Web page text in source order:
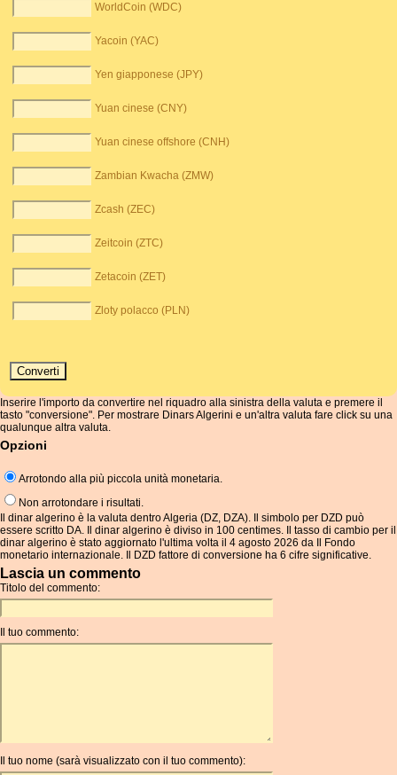
WorldCoin (WDC)
Yacoin (YAC)
Yen giapponese (JPY)
Yuan cinese (CNY)
Yuan cinese offshore (CNH)
Zambian Kwacha (ZMW)
Zcash (ZEC)
Zeitcoin (ZTC)
Zetacoin (ZET)
Zloty polacco (PLN)
Inserire l'importo da convertire nel riquadro alla sinistra della valuta e premere il
tasto "conversione". Per mostrare Dinars Algerini e un'altra valuta fare click su una
qualunque altra valuta.
Opzioni
Arrotondo alla più piccola unità monetaria.
Non arrotondare i risultati.
Il dinar algerino è la valuta dentro Algeria (DZ, DZA). Il simbolo per DZD può
essere scritto DA. Il dinar algerino è diviso in 100 centimes. Il tasso di cambio per il
dinar algerino è stato aggiornato l'ultima volta il 4 agosto 2026 da Il Fondo
monetario internazionale. Il DZD fattore di conversione ha 6 cifre significative.
Lascia un commento
Titolo del commento:
Il tuo commento:
Il tuo nome (sarà visualizzato con il tuo commento):